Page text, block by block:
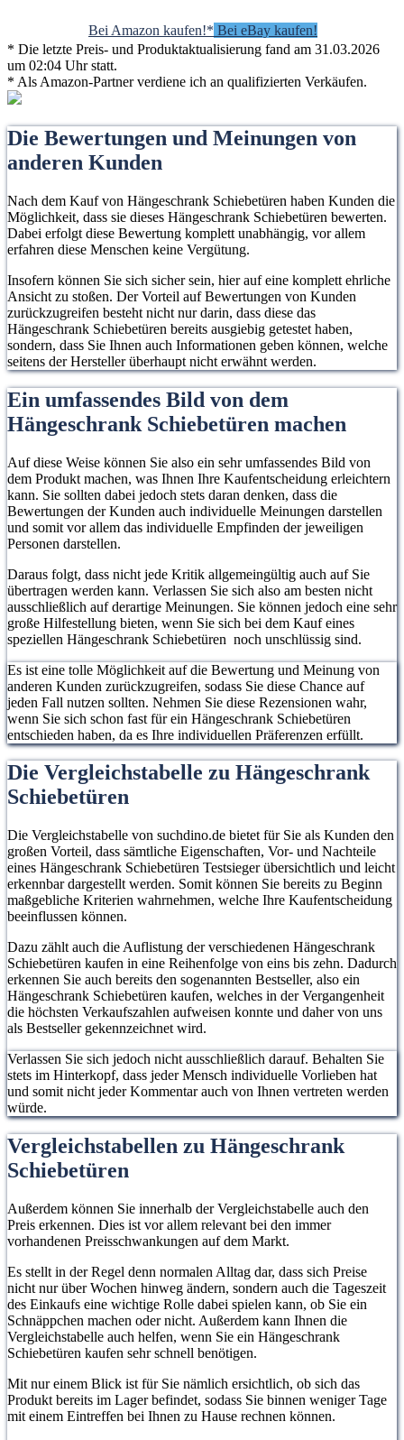
Bei Amazon kaufen!* Bei eBay kaufen!
* Die letzte Preis- und Produktaktualisierung fand am 31.03.2026
um 02:04 Uhr statt.
* Als Amazon-Partner verdiene ich an qualifizierten Verkäufen.
Die Bewertungen und Meinungen von
anderen Kunden
Nach dem Kauf von Hängeschrank Schiebetüren haben Kunden die
Möglichkeit, dass sie dieses Hängeschrank Schiebetüren bewerten.
Dabei erfolgt diese Bewertung komplett unabhängig, vor allem
erfahren diese Menschen keine Vergütung.
Insofern können Sie sich sicher sein, hier auf eine komplett ehrliche
Ansicht zu stoßen. Der Vorteil auf Bewertungen von Kunden
zurückzugreifen besteht nicht nur darin, dass diese das
Hängeschrank Schiebetüren bereits ausgiebig getestet haben,
sondern, dass Sie Ihnen auch Informationen geben können, welche
seitens der Hersteller überhaupt nicht erwähnt werden.
Ein umfassendes Bild von dem
Hängeschrank Schiebetüren machen
Auf diese Weise können Sie also ein sehr umfassendes Bild von
dem Produkt machen, was Ihnen Ihre Kaufentscheidung erleichtern
kann. Sie sollten dabei jedoch stets daran denken, dass die
Bewertungen der Kunden auch individuelle Meinungen darstellen
und somit vor allem das individuelle Empfinden der jeweiligen
Personen darstellen.
Daraus folgt, dass nicht jede Kritik allgemeingültig auch auf Sie
übertragen werden kann. Verlassen Sie sich also am besten nicht
ausschließlich auf derartige Meinungen. Sie können jedoch eine sehr
große Hilfestellung bieten, wenn Sie sich bei dem Kauf eines
speziellen Hängeschrank Schiebetüren noch unschlüssig sind.
Es ist eine tolle Möglichkeit auf die Bewertung und Meinung von
anderen Kunden zurückzugreifen, sodass Sie diese Chance auf
jeden Fall nutzen sollten. Nehmen Sie diese Rezensionen wahr,
wenn Sie sich schon fast für ein Hängeschrank Schiebetüren
entschieden haben, da es Ihre individuellen Präferenzen erfüllt.
Die Vergleichstabelle zu Hängeschrank
Schiebetüren
Die Vergleichstabelle von suchdino.de bietet für Sie als Kunden den
großen Vorteil, dass sämtliche Eigenschaften, Vor- und Nachteile
eines Hängeschrank Schiebetüren Testsieger übersichtlich und leicht
erkennbar dargestellt werden. Somit können Sie bereits zu Beginn
maßgebliche Kriterien wahrnehmen, welche Ihre Kaufentscheidung
beeinflussen können.
Dazu zählt auch die Auflistung der verschiedenen Hängeschrank
Schiebetüren kaufen in eine Reihenfolge von eins bis zehn. Dadurch
erkennen Sie auch bereits den sogenannten Bestseller, also ein
Hängeschrank Schiebetüren kaufen, welches in der Vergangenheit
die höchsten Verkaufszahlen aufweisen konnte und daher von uns
als Bestseller gekennzeichnet wird.
Verlassen Sie sich jedoch nicht ausschließlich darauf. Behalten Sie
stets im Hinterkopf, dass jeder Mensch individuelle Vorlieben hat
und somit nicht jeder Kommentar auch von Ihnen vertreten werden
würde.
Vergleichstabellen zu Hängeschrank
Schiebetüren
Außerdem können Sie innerhalb der Vergleichstabelle auch den
Preis erkennen. Dies ist vor allem relevant bei den immer
vorhandenen Preisschwankungen auf dem Markt.
Es stellt in der Regel denn normalen Alltag dar, dass sich Preise
nicht nur über Wochen hinweg ändern, sondern auch die Tageszeit
des Einkaufs eine wichtige Rolle dabei spielen kann, ob Sie ein
Schnäppchen machen oder nicht. Außerdem kann Ihnen die
Vergleichstabelle auch helfen, wenn Sie ein Hängeschrank
Schiebetüren kaufen sehr schnell benötigen.
Mit nur einem Blick ist für Sie nämlich ersichtlich, ob sich das
Produkt bereits im Lager befindet, sodass Sie binnen weniger Tage
mit einem Eintreffen bei Ihnen zu Hause rechnen können.